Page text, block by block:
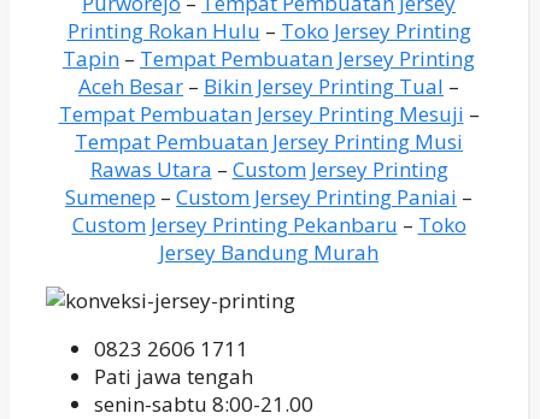
Printing Rokan Hulu – Toko Jersey Printing
Tapin – Tempat Pembuatan Jersey Printing
Aceh Besar – Bikin Jersey Printing Tual –
Tempat Pembuatan Jersey Printing Mesuji –
Tempat Pembuatan Jersey Printing Musi
Rawas Utara – Custom Jersey Printing
Sumenep – Custom Jersey Printing Paniai –
Custom Jersey Printing Pekanbaru – Toko
Jersey Bandung Murah
0823 2606 1711
Pati jawa tengah
senin-sabtu 8:00-21.00